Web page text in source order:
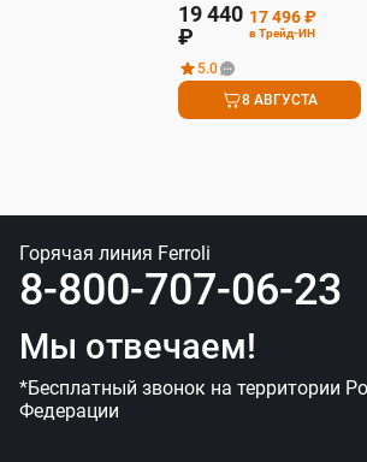
19 440
₽
17 496 ₽
в Трейд-ИН
5.0
8 АВГУСТА
Горячая линия Ferroli
8-800-707-06-23
Мы отвечаем!
*Бесплатный звонок на территории
Федерации